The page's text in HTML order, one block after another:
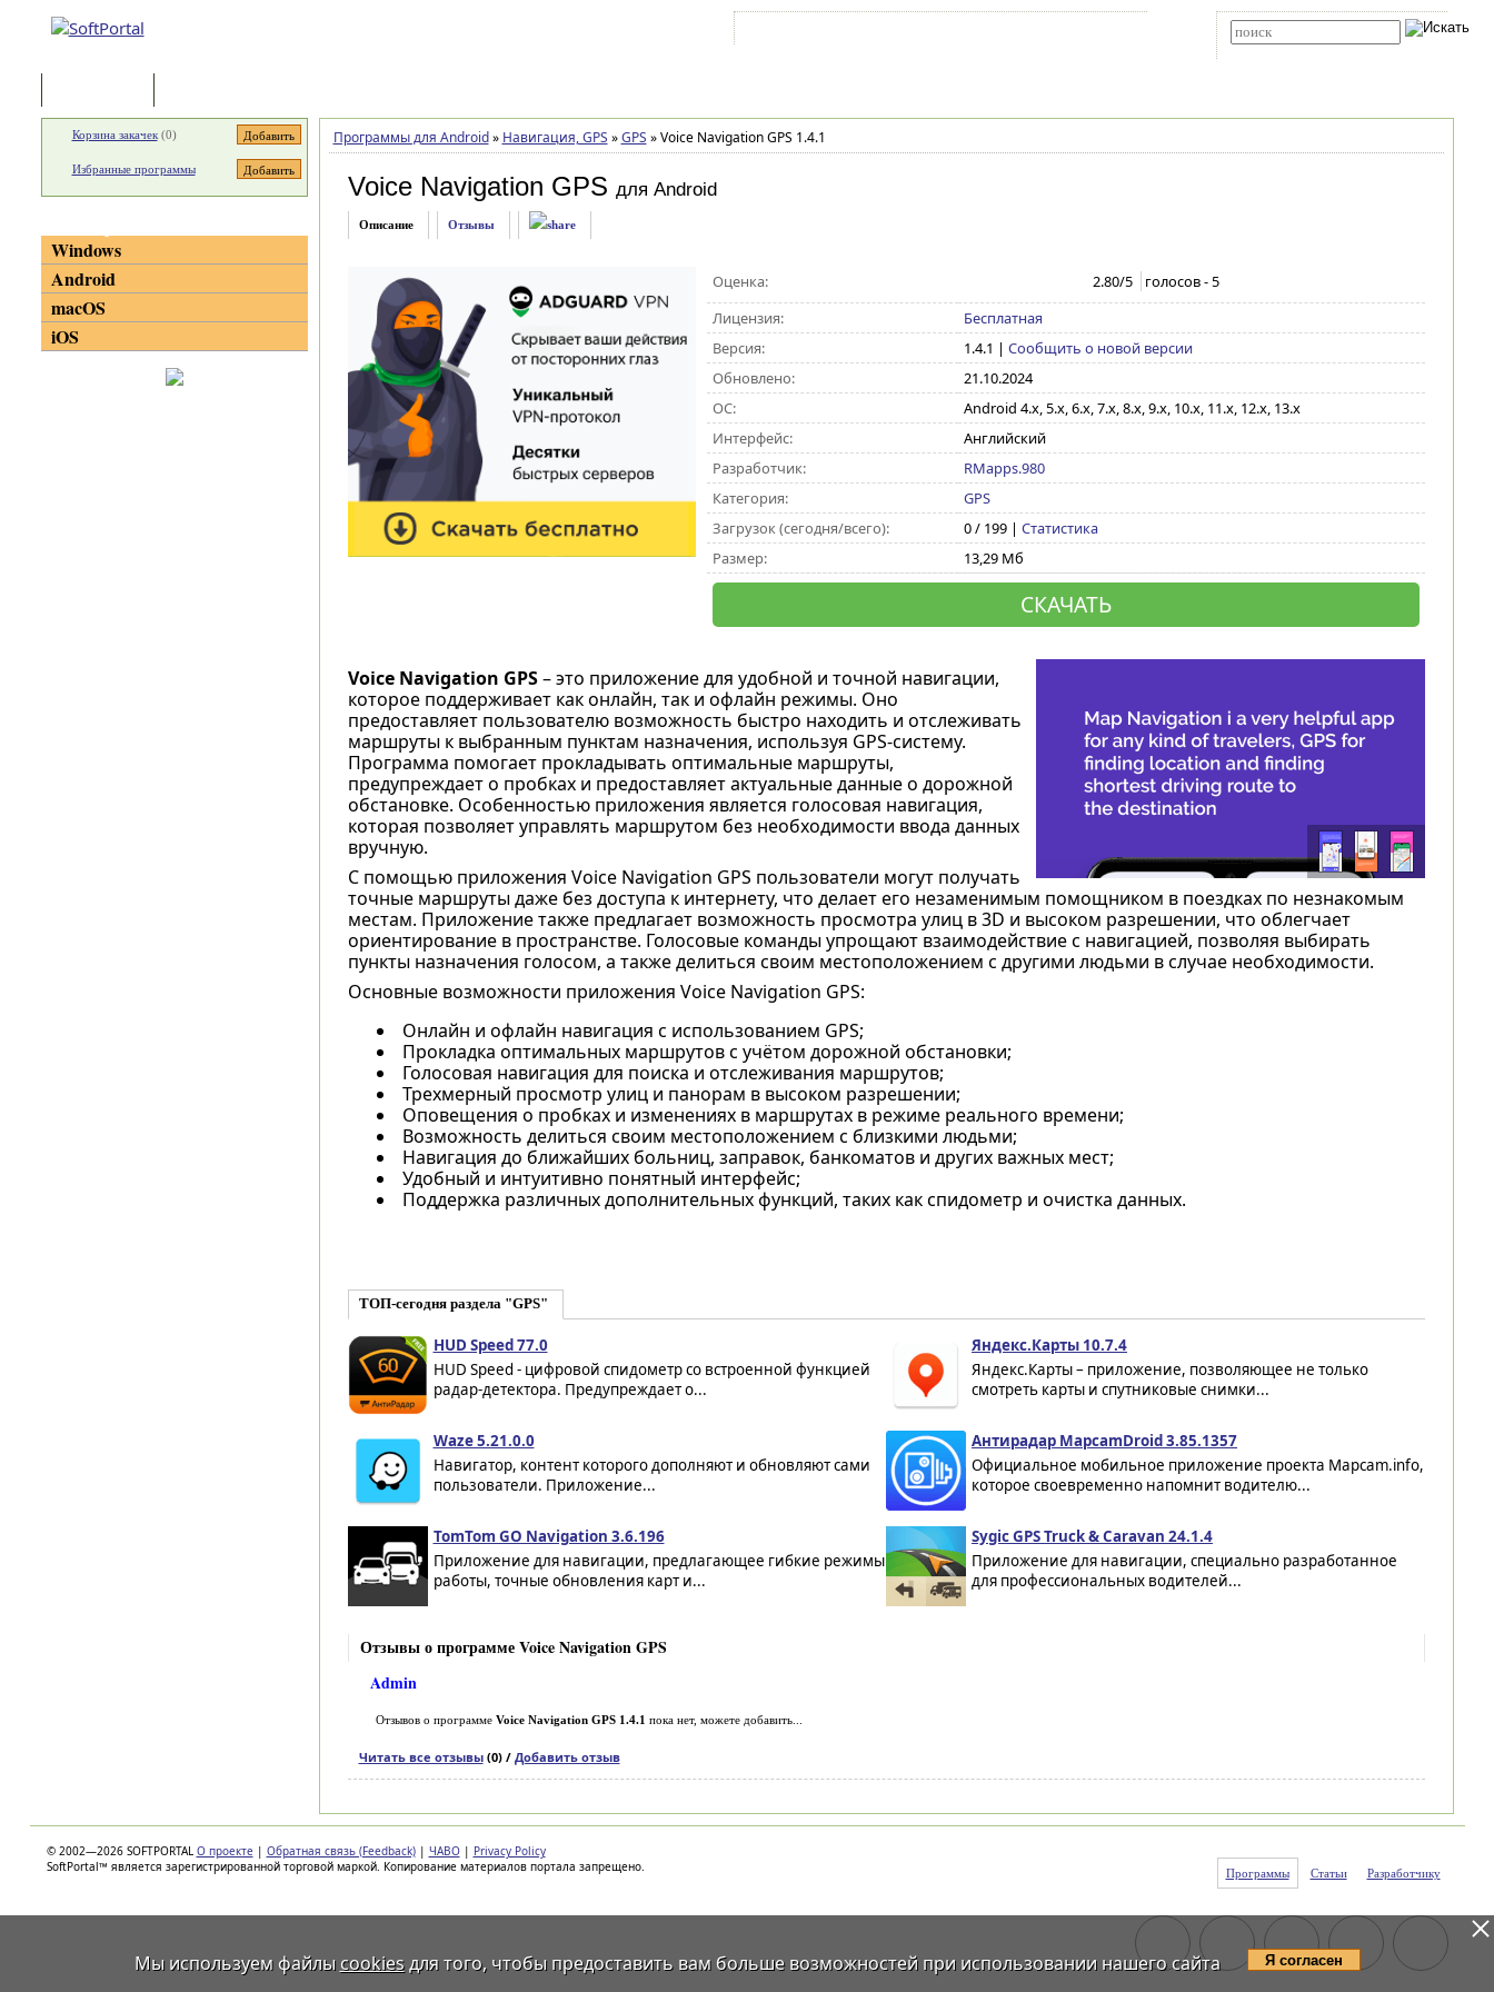
Программы для Android » Навигация, GPS » GPS »Voice Navigation GPS 1.4.1
Voice Navigation GPS для Android
Описание Отзывы
Оценка: 2.80/5 голосов -5
Лицензия:
Бесплатная
Версия:
1.4.1 | Сообщить о новой версии
Обновлено:
21.10.2024
ОС:
Android 4.x, 5.x, 6.x, 7.x, 8.x, 9.x, 10.x, 11.x, 12.x, 13.x
Интерфейс:
Английский
Разработчик:
RMapps.980
Категория:
GPS
Загрузок (сегодня/всего):
0 / 199 | Статистика
Размер:
13,29 Мб
СКАЧАТЬ
Voice Navigation GPS– это приложение для удобной и точной навигации,
которое поддерживает как онлайн, так и офлайн режимы. Оно
предоставляет пользователю возможность быстро находить и отслеживать
маршруты к выбранным пунктам назначения, используя GPS-систему.
Программа помогает прокладывать оптимальные маршруты,
предупреждает о пробках и предоставляет актуальные данные о дорожной
обстановке. Особенностью приложения является голосовая навигация,
которая позволяет управлять маршрутом без необходимости ввода данных
вручную.
С помощью приложения Voice Navigation GPS пользователи могут получать
точные маршруты даже без доступа к интернету, что делает его незаменимым помощником в поездках по незнакомым
местам. Приложение также предлагает возможность просмотра улиц в 3D и высоком разрешении, что облегчает
ориентирование в пространстве. Голосовые команды упрощают взаимодействие с навигацией, позволяя выбирать
пункты назначения голосом, а также делиться своим местоположением с другими людьми в случае необходимости.
Основные возможности приложения Voice Navigation GPS:
Онлайн и офлайн навигация с использованием GPS;
Прокладка оптимальных маршрутов с учётом дорожной обстановки;
Голосовая навигация для поиска и отслеживания маршрутов;
Трехмерный просмотр улиц и панорам в высоком разрешении;
Оповещения о пробках и изменениях в маршрутах в режиме реального времени;
Возможность делиться своим местоположением с близкими людьми;
Навигация до ближайших больниц, заправок, банкоматов и других важных мест;
Удобный и интуитивно понятный интерфейс;
Поддержка различных дополнительных функций, таких как спидометр и очистка данных.
ТОП-сегодня раздела "GPS"
HUD Speed 77.0
HUD Speed - цифровой спидометр со встроенной функцией
радар-детектора. Предупреждает о...
Яндекс.Карты 10.7.4
Яндекс.Карты – приложение, позволяющее не только
смотреть карты и спутниковые снимки...
Waze 5.21.0.0
Навигатор, контент которого дополняют и обновляют сами
пользователи. Приложение...
Антирадар MapcamDroid 3.85.1357
Официальное мобильное приложение проекта Mapcam.info,
которое своевременно напомнит водителю...
TomTom GO Navigation 3.6.196
Приложение для навигации, предлагающее гибкие режимы
работы, точные обновления карт и...
Sygic GPS Truck & Caravan 24.1.4
Приложение для навигации, специально разработанное
для профессиональных водителей...
Отзывы о программе Voice Navigation GPS
Admin
Отзывов о программе Voice Navigation GPS 1.4.1 пока нет, можете добавить...
Читать все отзывы(0) / Добавить отзыв
Корзина закачек(0)
Избранные программы
Windows
Android
macOS
iOS
© 2002—2026 SOFTPORTAL О проекте | Обратная связь (Feedback) | ЧАВО | Privacy Policy
SoftPortal™ является зарегистрированной торговой маркой. Копирование материалов портала запрещено.
Программы Статьи Разработчику
Мы используем файлы cookiesдля того, чтобы предоставить вам больше возможностей при использовании нашего сайта